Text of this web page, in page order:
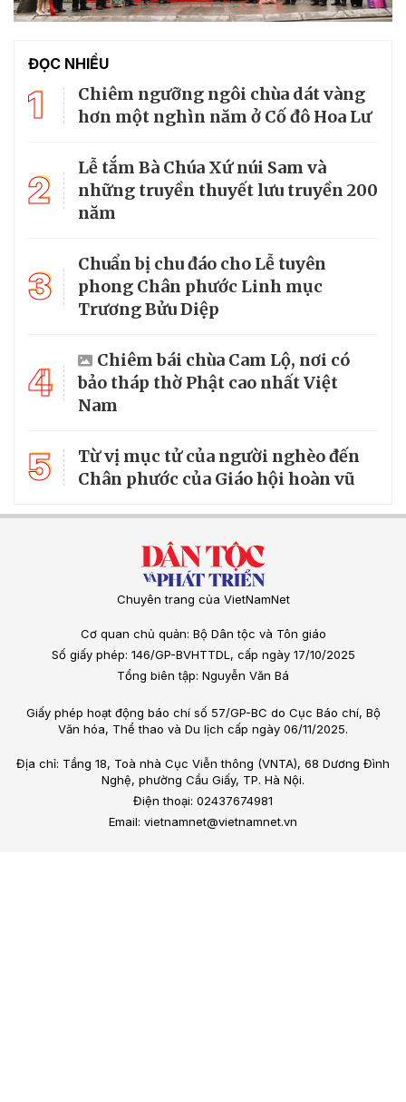
ĐỌC NHIỀU
1
Chiêm ngưỡng ngôi chùa dát vàng
hơn một nghìn năm ở Cố đô Hoa Lư
2
Lễ tắm Bà Chúa Xứ núi Sam và
những truyền thuyết lưu truyền 200
năm
3
Chuẩn bị chu đáo cho Lễ tuyên
phong Chân phước Linh mục
Trương Bửu Diệp
4
Chiêm bái chùa Cam Lộ, nơi có
bảo tháp thờ Phật cao nhất Việt
Nam
5
Từ vị mục tử của người nghèo đến
Chân phước của Giáo hội hoàn vũ
Chuyên trang của VietNamNet
Cơ quan chủ quản: Bộ Dân tộc và Tôn giáo
Số giấy phép: 146/GP-BVHTTDL, cấp ngày 17/10/2025
Tổng biên tập: Nguyễn Văn Bá
Giấy phép hoạt động báo chí số 57/GP-BC do Cục Báo chí, Bộ
Văn hóa, Thể thao và Du lịch cấp ngày 06/11/2025.
Địa chỉ: Tầng 18, Toà nhà Cục Viễn thông (VNTA), 68 Dương Đình
Nghệ, phường Cầu Giấy, TP. Hà Nội.
Điện thoại: 02437674981
Email: vietnamnet@vietnamnet.vn